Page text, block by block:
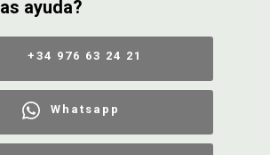
ayuda?
+34 976 63 24 21
Whatsapp